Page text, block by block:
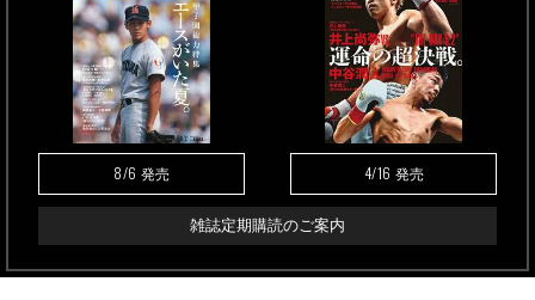
8/6 発売 4/16 発売
雑誌定期購読のご案内